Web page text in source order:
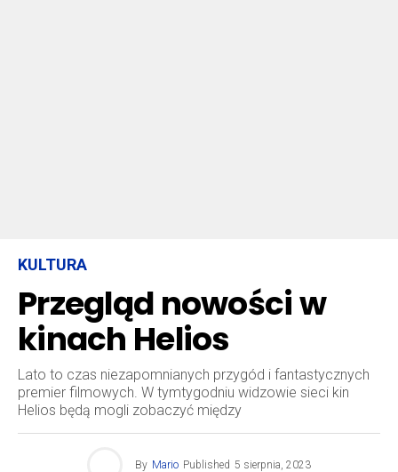
KULTURA
Przegląd nowości w
kinach Helios
Lato to czas niezapomnianych przygód i fantastycznych
premier filmowych. W tymtygodniu widzowie sieci kin
Helios będą mogli zobaczyć między
By Mario Published 5 sierpnia, 2023